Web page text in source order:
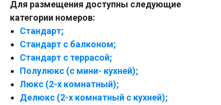
Для размещения доступны следующие
категории номеров:
Стандарт;
Стандарт с балконом;
Стандарт с террасой;
Полулюкс (с мини- кухней);
Люкс (2-х комнатный);
Делюкс (2-х комнатный с кухней);